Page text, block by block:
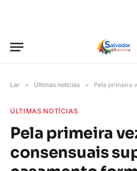
Lar » Últimas notícias » Pela primeira vez, uniões
ÚLTIMAS NOTÍCIAS
Pela primeira
consensuais